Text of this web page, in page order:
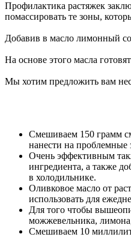
Профилактика растяжек
помассировать те зоны,
Добавив в масло лимонный
На основе этого масла
Мы хотим предложить вам
Смешиваем 150 грамм
нанести на
Очень эффективным
ингредиента, а также
в холодильнике.
Оливковое масло от
использовать для
Для того чтобы
можжевельника,
Смешиваем 10